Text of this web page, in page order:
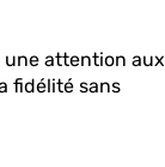
une attention aux
fidélité sans